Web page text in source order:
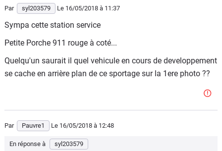
Par syl203579 Le 16/05/2018 à 11:37
Sympa cette station service
Petite Porche 911 rouge à coté...
Quelqu'un saurait il quel vehicule en cours de developpement
se cache en arrière plan de ce sportage sur la 1ere photo ??
Par Pauvre1 Le 16/05/2018 à 12:48
En réponse à syl203579